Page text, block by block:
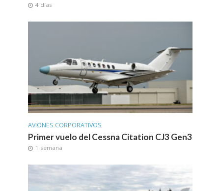
4 días
AVIONES CORPORATIVOS
Primer vuelo del Cessna Citation CJ3 Gen3
1 semana